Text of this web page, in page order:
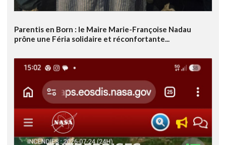
Parentis en Born : le Maire Marie-Françoise Nadau
prône une Féria solidaire et réconfortante...